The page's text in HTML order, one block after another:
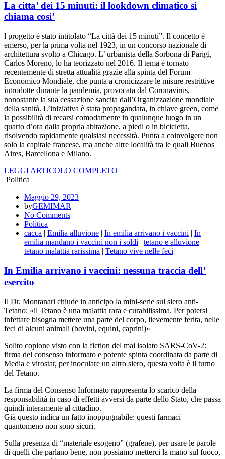
La citta’ dei 15 minuti: il lookdown climatico si
chiama cosi’
l progetto è stato intitolato “La città dei 15 minuti”. Il concetto è
emerso, per la prima volta nel 1923, in un concorso nazionale di
architettura svolto a Chicago. L’ urbanista della Sorbona di Parigi,
Carlos Moreno, lo ha teorizzato nel 2016. Il tema è tornato
recentemente di stretta attualità grazie alla spinta del Forum
Economico Mondiale, che punta a cronicizzare le misure restrittive
introdotte durante la pandemia, provocata dal Coronavirus,
nonostante la sua cessazione sancita dall’Organizzazione mondiale
della sanità. L’iniziativa è stata propagandata, in chiave green, come
la possibilità di recarsi comodamente in qualunque luogo in un
quarto d’ora dalla propria abitazione, a piedi o in bicicletta,
risolvendo rapidamente qualsiasi necessità. Punta a coinvolgere non
solo la capitale francese, ma anche altre località tra le quali Buenos
Aires, Barcellona e Milano.
LEGGI ARTICOLO COMPLETO
Politica
Maggio 29, 2023
byGEMIMAR
No Comments
Politica
cacca | Emilia alluvione | In emilia arrivano i vaccini | In
emilia mandano i vaccini non i soldi | tetano e alluvione |
tetano malattia rarissima | Tetano vive nelle feci
In Emilia arrivano i vaccini: nessuna traccia dell’
esercito
Il Dr. Montanari chiude in anticipo la mini-serie sul siero anti-
Tetano: «il Tetano è una malattia rara e curabilissima. Per potersi
infettare bisogna mettere una parte del corpo, lievemente ferita, nelle
feci di alcuni animali (bovini, equini, caprini)»
Solito copione visto con la fiction del mai isolato SARS-CoV-2:
firma del consenso informato e potente spinta coordinata da parte di
Media e virostar, per inoculare un altro siero, questa volta è il turno
del Tetano.
La firma del Consenso Informato rappresenta lo scarico della
responsabilità in caso di effetti avversi da parte dello Stato, che passa
quindi interamente al cittadino.
Già questo indica un fatto inoppugnabile: questi farmaci
quantomeno non sono sicuri.
Sulla presenza di “materiale esogeno” (grafene), per usare le parole
di quelli che parlano bene, non possiamo metterci la mano sul fuoco,